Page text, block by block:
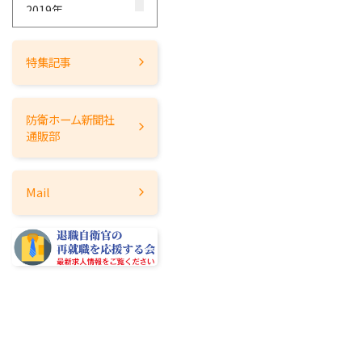
2019年
2018年
2017年
2014年
2012年
2011年
2009年
2008年
特集記事
防衛ホーム新聞社
通販部
Mail